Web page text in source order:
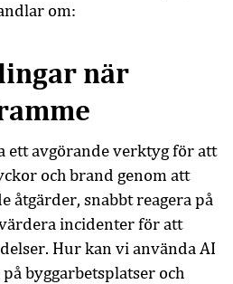
om:
när
ett avgörande verktyg för att
och brand genom att
åtgärder, snabbt reagera på
incidenter för att
Hur kan vi använda AI
byggarbetsplatser och